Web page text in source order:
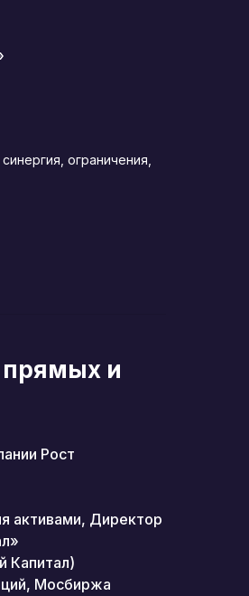
ограничения,
и
Рост
активами, Директор
Капитал)
Мосбиржа